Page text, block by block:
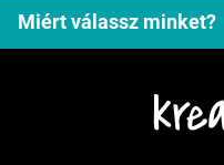
Miért válassz minket?